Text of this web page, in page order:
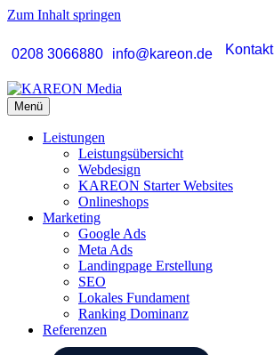
Zum Inhalt springen
0208 3066880 info@kareon.de Kontakt
Menü
Leistungen
Leistungsübersicht
Webdesign
KAREON Starter Websites
Onlineshops
Marketing
Google Ads
Meta Ads
Landingpage Erstellung
SEO
Lokales Fundament
Ranking Dominanz
Referenzen